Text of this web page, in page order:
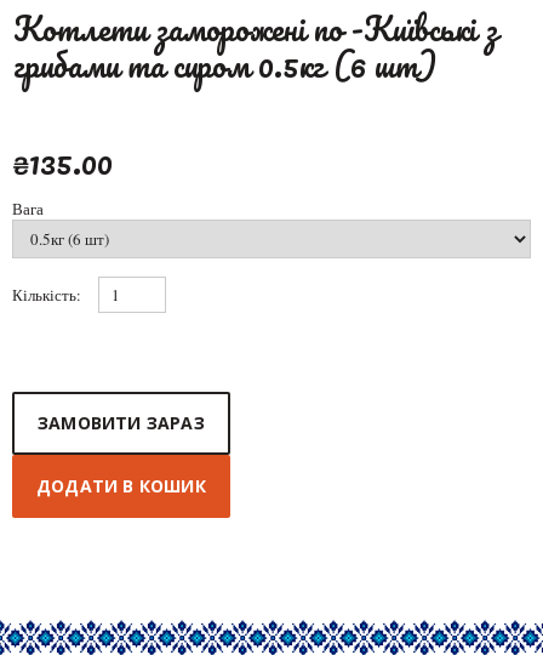
Котлети заморожені по -Київські з
грибами та сиром 0.5кг (6 шт)
₴135.00
Вага
Кількість:
ЗАМОВИТИ ЗАРАЗ
ДОДАТИ В КОШИК